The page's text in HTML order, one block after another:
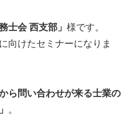
士会 西支部」 様です。
向けたセミナーになりま
ら問い合わせが来る士業の
。